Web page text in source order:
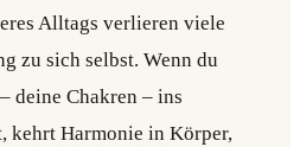
Alltags verlieren viele
zu sich selbst. Wenn du
deine Chakren – ins
kehrt Harmonie in Körper,